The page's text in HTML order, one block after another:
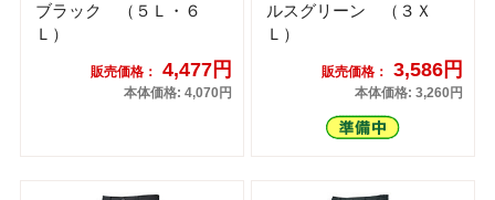
ブラック （５Ｌ・６
Ｌ）
販売価格： 4,477円
本体価格: 4,070円
ルスグリーン （３Ｘ
Ｌ）
販売価格： 3,586円
本体価格: 3,260円